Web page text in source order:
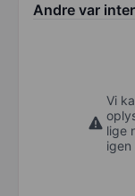
Andre var
Vi
lige
igen